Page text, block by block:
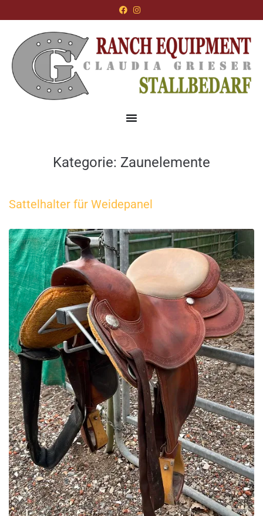
Kategorie: Zaunelemente
Sattelhalter für Weidepanel